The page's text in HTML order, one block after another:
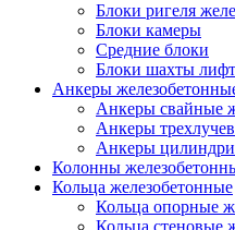
Блоки ригеля
Блоки камеры
Средние блоки
Блоки шахты
Анкеры
Анкеры свайные
Анкеры
Анкеры
Колонны
Кольца железобетонные
Кольца опорные
Кольца стеновые